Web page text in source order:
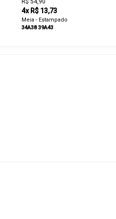
R$ 54,90
4x R$ 13,73
Meia - Estampado
34A38 39A43